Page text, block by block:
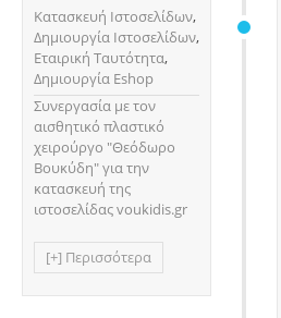
Κατασκευή Ιστοσελίδων,
Δημιουργία Ιστοσελίδων,
Εταιρική Ταυτότητα,
Δημιουργία Eshop
Συνεργασία με τον
αισθητικό πλαστικό
χειρούργο "Θεόδωρο
Βουκύδη" για την
κατασκευή της
ιστοσελίδας voukidis.gr
[+] Περισσότερα